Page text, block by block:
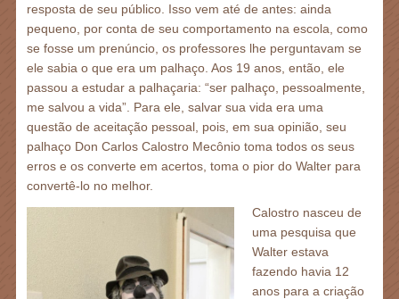
resposta de seu público. Isso vem até de antes: ainda
pequeno, por conta de seu comportamento na escola, como
se fosse um prenúncio, os professores lhe perguntavam se
ele sabia o que era um palhaço. Aos 19 anos, então, ele
passou a estudar a palhaçaria: “ser palhaço, pessoalmente,
me salvou a vida”. Para ele, salvar sua vida era uma
questão de aceitação pessoal, pois, em sua opinião, seu
palhaço Don Carlos Calostro Mecônio toma todos os seus
erros e os converte em acertos, toma o pior do Walter para
convertê-lo no melhor.
Calostro nasceu de
uma pesquisa que
Walter estava
fazendo havia 12
anos para a criação